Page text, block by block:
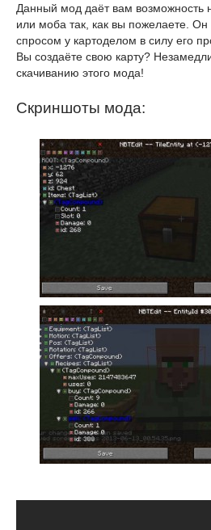
Данный мод даёт вам возможность
или моба так, как вы пожелаете.
спросом у картоделом в силу его
Вы создаёте свою карту?
скачиванию этого мода!
Скриншоты мода: